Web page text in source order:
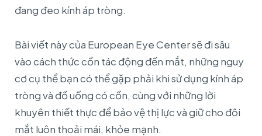
đang đeo kính áp tròng.
Bài viết này của European Eye Center sẽ đi sâu
vào cách thức cồn tác động đến mắt, những nguy
cơ cụ thể bạn có thể gặp phải khi sử dụng kính áp
tròng và đồ uống có cồn, cùng với những lời
khuyên thiết thực để bảo vệ thị lực và giữ cho đôi
mắt luôn thoải mái, khỏe mạnh.